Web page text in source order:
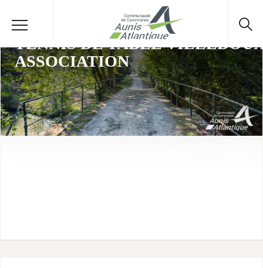
TENNIS DE TABLE
ASSOCIATION